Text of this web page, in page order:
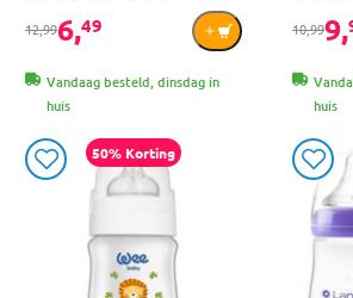
12,996,49
Vandaag besteld, dinsdag in
huis
10,999,
huis
50% Korting